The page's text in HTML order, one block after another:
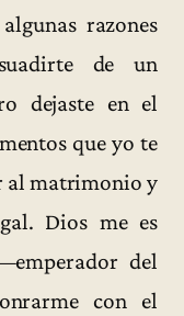
razones
de un
dejaste en el
que yo te
al matrimonio y
Dios me es
del
con el